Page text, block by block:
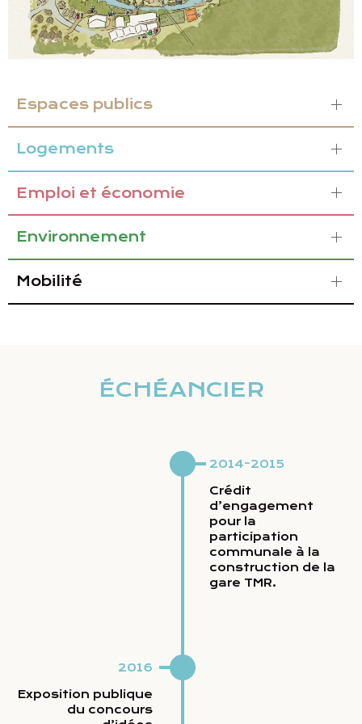
Espaces publics
Logements
Emploi et économie
Environnement
Mobilité
ÉCHÉANCIER
2014-2015
Crédit
d’engagement
pour la
participation
communale à la
construction de la
gare TMR.
2016
Exposition publique
du concours